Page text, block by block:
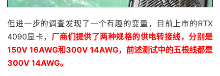
但进一步的调查发现了一个有趣的变量，目前上市的RTX
4090显卡， 厂商们提供了两种规格的供电转接线，分别是
150V 16AWG和300V 14AWG，前述测试中的五根线都是
300V 14AWG。